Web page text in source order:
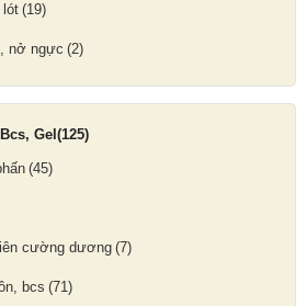
song song cho phép
lót (19)
nở ngực (2)
Gel(125)
(45)
cường dương (7)
bcs (71)